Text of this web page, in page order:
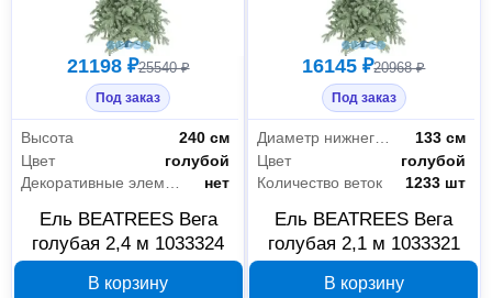
21198 ₽25540 ₽
Под заказ
Высота
240 см
Цвет
голубой
Декоративные элементы
нет
Ель BEATREES Вега
голубая 2,4 м 1033324
В корзину
16145 ₽20968 ₽
Под заказ
Диаметр нижнего яруса
133 см
Цвет
голубой
Количество веток
1233 шт
Ель BEATREES Вега
голубая 2,1 м 1033321
В корзину